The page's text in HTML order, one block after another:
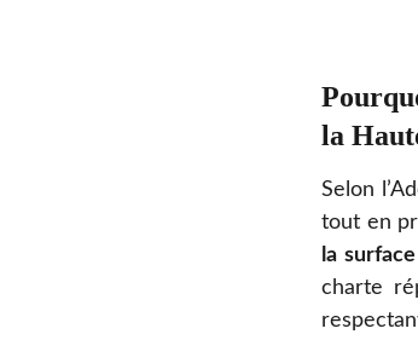
la
Selon
tout en
la
charte